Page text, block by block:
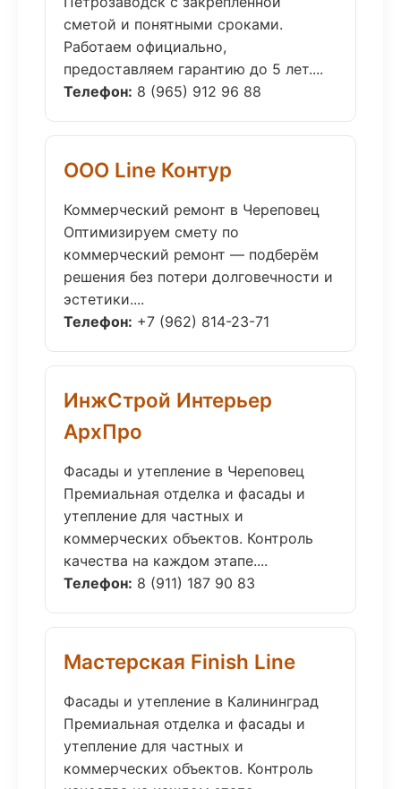
сметой и понятными сроками.
Работаем официально,
предоставляем гарантию до 5 лет....
Телефон: 8 (965) 912 96 88
ООО Line Контур
Коммерческий ремонт в Череповец
Оптимизируем смету по
коммерческий ремонт — подберём
решения без потери долговечности и
эстетики....
Телефон: +7 (962) 814-23-71
ИнжСтрой Интерьер
АрхПро
Фасады и утепление в Череповец
Премиальная отделка и фасады и
утепление для частных и
коммерческих объектов. Контроль
качества на каждом этапе....
Телефон: 8 (911) 187 90 83
Мастерская Finish Line
Фасады и утепление в Калининград
Премиальная отделка и фасады и
утепление для частных и
коммерческих объектов. Контроль